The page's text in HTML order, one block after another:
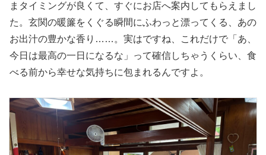
まタイミングが良くて、すぐにお店へ案内してもらえまし
た。玄関の暖簾をくぐる瞬間にふわっと漂ってくる、あの
お出汁の豊かな香り……。実はですね、これだけで「あ、
今日は最高の一日になるな」って確信しちゃうくらい、食
べる前から幸せな気持ちに包まれるんですよ。